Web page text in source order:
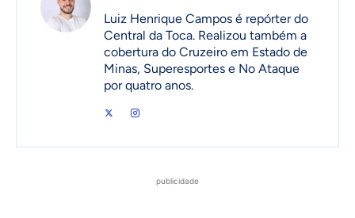
Luiz Henrique Campos é repórter do
Central da Toca. Realizou também a
cobertura do Cruzeiro em Estado de
Minas, Superesportes e No Ataque
por quatro anos.
publicidade